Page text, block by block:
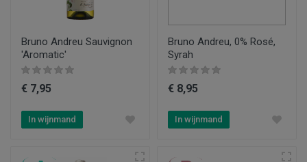
Bruno Andreu Sauvignon
'Aromatic'
€ 7,95
In wijnmand
Bruno Andreu, 0% Rosé,
Syrah
€ 8,95
In wijnmand